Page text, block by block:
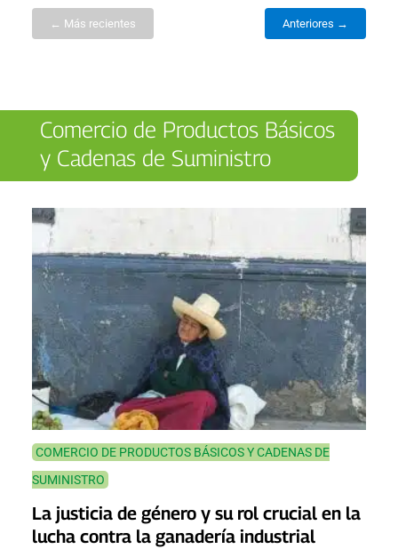
← Más recientes Anteriores →
Comercio de Productos Básicos
y Cadenas de Suministro
COMERCIO DE PRODUCTOS BÁSICOS Y CADENAS DE
SUMINISTRO
La justicia de género y su rol crucial en la
lucha contra la ganadería industrial